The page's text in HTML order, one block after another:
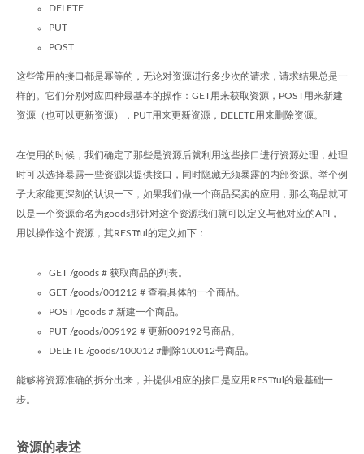
DELETE
PUT
POST
这些常用的接口都是幂等的，无论对资源进行多少次的请求，请求结果总是一
样的。它们分别对应四种最基本的操作：GET用来获取资源，POST用来新建
资源（也可以更新资源），PUT用来更新资源，DELETE用来删除资源。
在使用的时候，我们确定了那些是资源后就利用这些接口进行资源处理，处理
时可以选择暴露一些资源以提供接口，同时隐藏无须暴露的内部资源。举个例
子大家能更深刻的认识一下，如果我们做一个商品买卖的应用，那么商品就可
以是一个资源命名为goods那针对这个资源我们就可以定义与他对应的API，
用以操作这个资源，其RESTful的定义如下：
GET /goods # 获取商品的列表。
GET /goods/001212 # 查看具体的一个商品。
POST /goods # 新建一个商品。
PUT /goods/009192 # 更新009192号商品。
DELETE /goods/100012 #删除100012号商品。
能够将资源准确的拆分出来，并提供相应的接口是应用RESTful的最基础一
步。
资源的表述